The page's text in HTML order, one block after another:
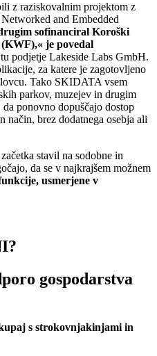
z raziskovalnim projektom z
and Embedded
sofinanciral Koroški
je povedal
podjetje Lakeside Labs GmbH.
za katere je zagotovljeno
Tako SKIDATA vsem
parkov, muzejev in drugim
ponovno dopuščajo dostop
način, brez dodatnega osebja ali
stavil na sodobne in
da se v najkrajšem možnem
usmerjene v
gospodarstva
s strokovnjakinjami in